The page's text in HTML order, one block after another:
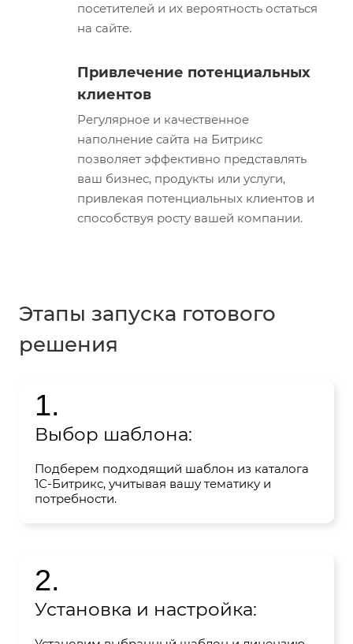
посетителей и их вероятность остаться
на сайте.
Привлечение потенциальных
клиентов
Регулярное и качественное
наполнение сайта на Битрикс
позволяет эффективно представлять
ваш бизнес, продукты или услуги,
привлекая потенциальных клиентов и
способствуя росту вашей компании.
Этапы запуска готового
решения
1.
Выбор шаблона:
Подберем подходящий шаблон из каталога
1С-Битрикс, учитывая вашу тематику и
потребности.
2.
Установка и настройка: